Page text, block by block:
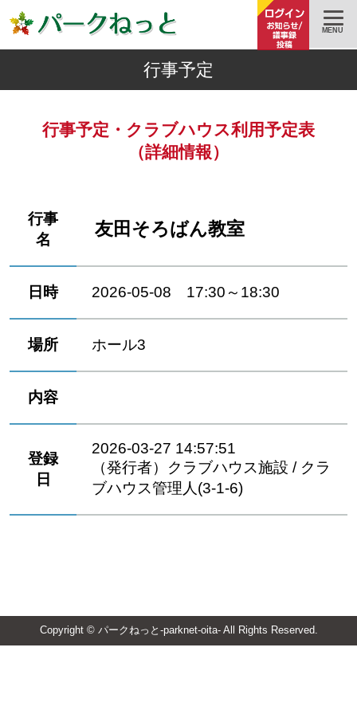
MENU
行事予定
行事予定・クラブハウス利用予定表
（詳細情報）
行事
名
友田そろばん教室
日時 2026-05-08 17:30～18:30
場所 ホール3
内容
登録
日
2026-03-27 14:57:51
（発行者）クラブハウス施設 / クラ
ブハウス管理人(3-1-6)
Copyright © パークねっと-parknet-oita- All Rights Reserved.